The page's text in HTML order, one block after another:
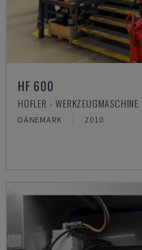
HF 600
HOFLER - WERKZEUGMASCHINE
DÄNEMARK 2010